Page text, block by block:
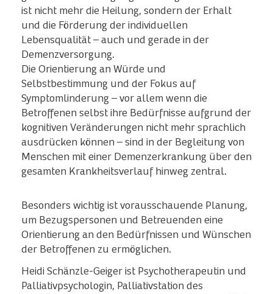
ist nicht mehr die Heilung, sondern der Erhalt
und die Förderung der individuellen
Lebensqualität – auch und gerade in der
Demenzversorgung.
Die Orientierung an Würde und
Selbstbestimmung und der Fokus auf
Symptomlinderung – vor allem wenn die
Betroffenen selbst ihre Bedürfnisse aufgrund der
kognitiven Veränderungen nicht mehr sprachlich
ausdrücken können – sind in der Begleitung von
Menschen mit einer Demenzerkrankung über den
gesamten Krankheitsverlauf hinweg zentral.
Besonders wichtig ist vorausschauende Planung,
um Bezugspersonen und Betreuenden eine
Orientierung an den Bedürfnissen und Wünschen
der Betroffenen zu ermöglichen.
Heidi Schänzle-Geiger ist Psychotherapeutin und
Palliativpsychologin, Palliativstation des